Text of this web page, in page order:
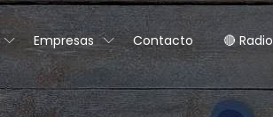
Empresas Contacto 🔴 Radio